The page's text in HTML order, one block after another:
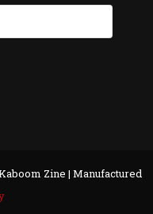
Zine | Manufactured